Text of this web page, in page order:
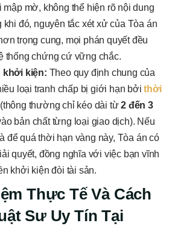
mập mờ, không thể hiện rõ nội dung
khi đó, nguyên tắc xét xử của Tòa án
trọng cung, mọi phán quyết đều
thống chứng cứ vững chắc.
khởi kiện: Theo quy định chung của
loại tranh chấp bị giới hạn bởithời
(thông thường chỉ kéo dài từ2 đến 3
bản chất từng loại giao dịch). Nếu
để quá thời hạn vàng này, Tòa án có
quyết, đồng nghĩa với việc bạn vĩnh
khởi kiện đòi tài sản.
Thực Tế Và Cách
Sư Uy Tín Tại